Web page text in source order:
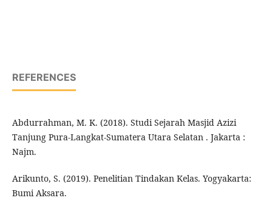
REFERENCES
Abdurrahman, M. K. (2018). Studi Sejarah Masjid Azizi
Tanjung Pura-Langkat-Sumatera Utara Selatan . Jakarta :
Najm.
Arikunto, S. (2019). Penelitian Tindakan Kelas. Yogyakarta:
Bumi Aksara.